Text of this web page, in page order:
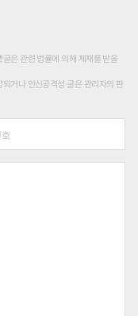
은 관련 법률에 의해 제재를 받을
거나 인신공격성 글은 관리자의 판